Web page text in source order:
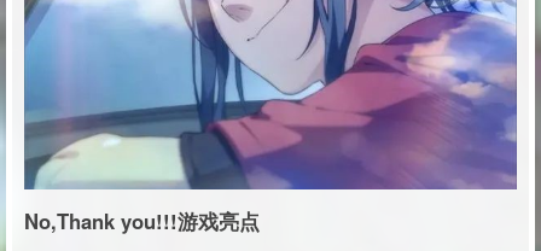
No,Thank you!!!游戏亮点